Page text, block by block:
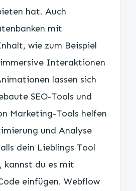
hat. Auch
mit
wie zum Beispiel
Interaktionen
lassen sich
SEO-Tools und
Marketing-Tools helfen
und Analyse
dein Lieblings Tool
kannst du es mit
einfügen. Webflow